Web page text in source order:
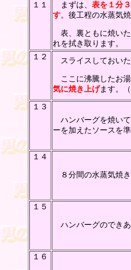
１１
まずは、 表を１分
す。後工程の水蒸気
表、裏ともに焼いた
れを拭き取ります。
１２
スライスしておいた
ここに沸騰したお湯
気に焼き上げます。
１３
ハンバーグを焼いて
ーを加えたソースを
１４
８分間の水蒸気焼き
１５
ハンバーグのできあ
１６